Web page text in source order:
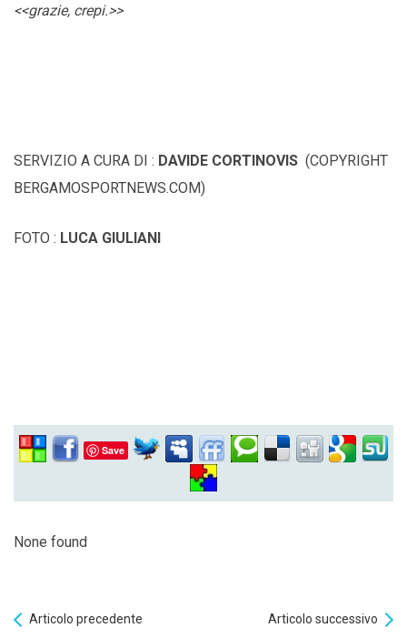
<<grazie, crepi.>>
SERVIZIO A CURA DI : DAVIDE CORTINOVIS (COPYRIGHT
BERGAMOSPORTNEWS.COM)
FOTO : LUCA GIULIANI
Save
None found
Articolo precedente Articolo successivo